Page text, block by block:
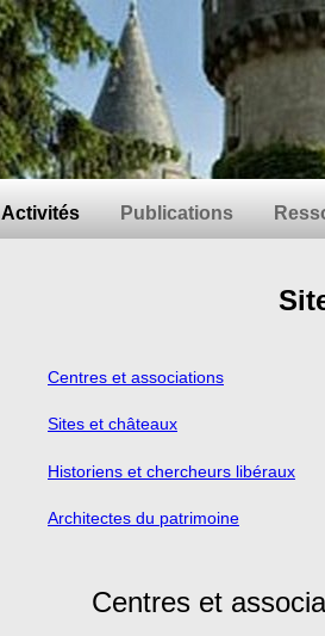
Activités Publications
Centres et associations
Sites et châteaux
Historiens et chercheurs libéraux
Architectes du patrimoine
Centres et